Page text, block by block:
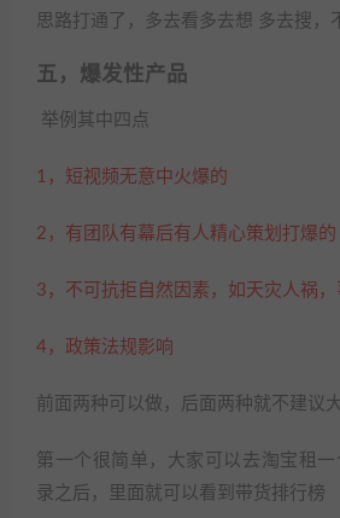
思路打通了，多去看多去想 多去搜，
五，爆发性产品
举例其中四点
1，短视频无意中火爆的
2，有团队有幕后有人精心策划打爆的
3，不可抗拒自然因素，如天灾人祸，
4，政策法规影响
前面两种可以做，后面两种就不建议
第一个很简单，大家可以去淘宝租
录之后，里面就可以看到带货排行榜